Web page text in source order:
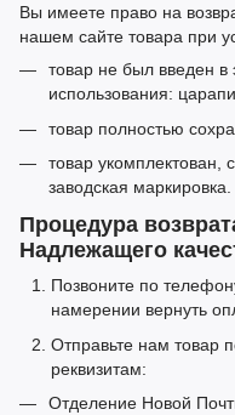
Вы имеете право на
нашем сайте товара при
товар не был введен в
использования:
товар полностью
товар укомплектован,
заводская маркировка.
Процедура
Надлежащего
Позвоните по
намерении вернуть
Отправьте нам товар
реквизитам:
Отделение Новой